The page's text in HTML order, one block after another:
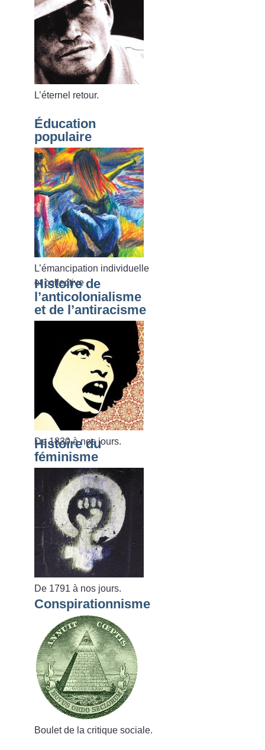
L’éternel retour.
Éducation
populaire
L’émancipation individuelle
et collective
Histoire de
l’anticolonialisme
et de l’antiracisme
De 1830 à nos jours.
Histoire du
féminisme
De 1791 à nos jours.
Conspirationnisme
Boulet de la critique sociale.